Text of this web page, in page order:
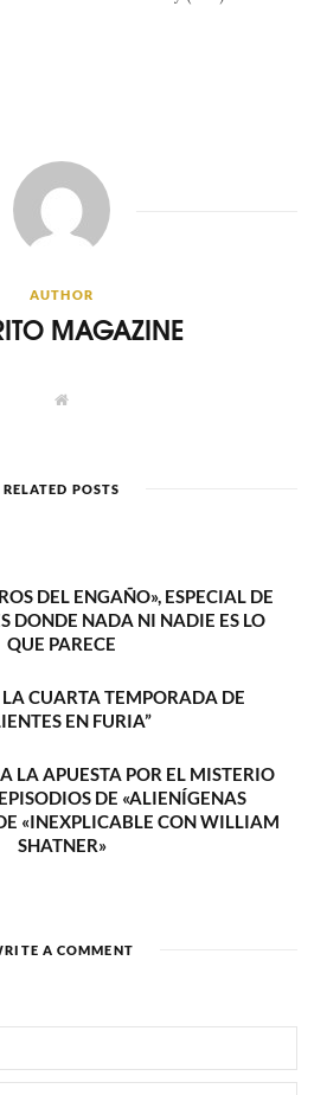
AUTHOR
MAGAZINE
W
e
RELATED POSTS
DEL ENGAÑO», ESPECIAL DE
DONDE NADA NI NADIE ES LO
QUE PARECE
CUARTA TEMPORADA DE
EN FURIA”
LA APUESTA POR EL MISTERIO
DE «ALIENÍGENAS
«INEXPLICABLE CON WILLIAM
SHATNER»
A COMMENT